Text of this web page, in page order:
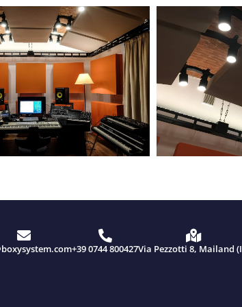
+39 0744 800427Via Pezzotti 8, Mailand